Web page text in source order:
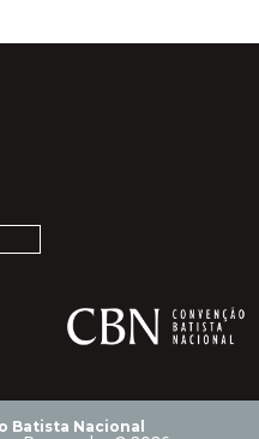
Batista Nacional